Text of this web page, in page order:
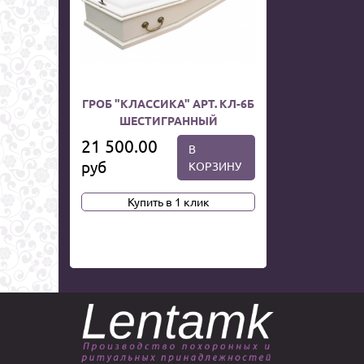
ГРОБ "КЛАССИКА" АРТ. КЛ-6Б
ШЕСТИГРАННЫЙ
21 500.00
руб
В
КОРЗИНУ
Купить в 1 клик